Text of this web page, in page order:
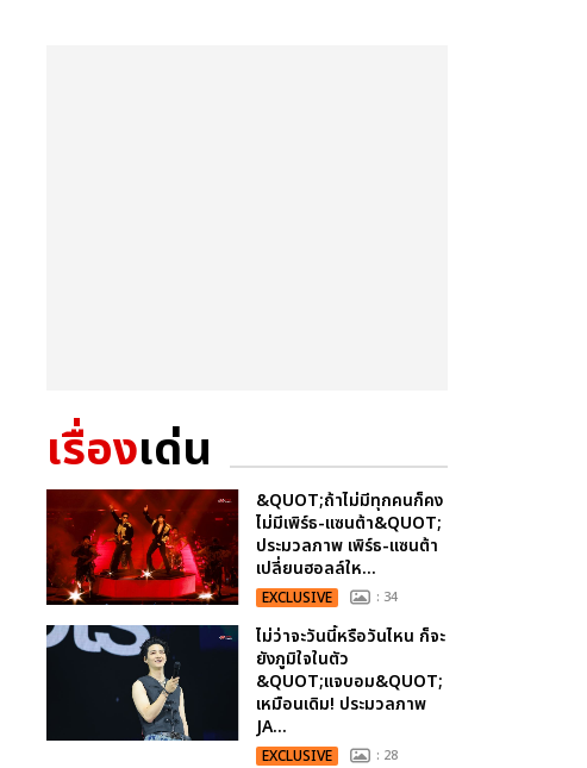
เรื่องเด่น
&QUOT;ถ้าไม่มีทุกคนก็คง
ไม่มีเพิร์ธ-แซนต้า&QUOT;
ประมวลภาพ เพิร์ธ-แซนต้า
เปลี่ยนฮอลล์ให...
EXCLUSIVE : 34
ไม่ว่าจะวันนี้หรือวันไหน ก็จะ
ยังภูมิใจในตัว
&QUOT;แจบอม&QUOT;
เหมือนเดิม! ประมวลภาพ
JA...
EXCLUSIVE : 28